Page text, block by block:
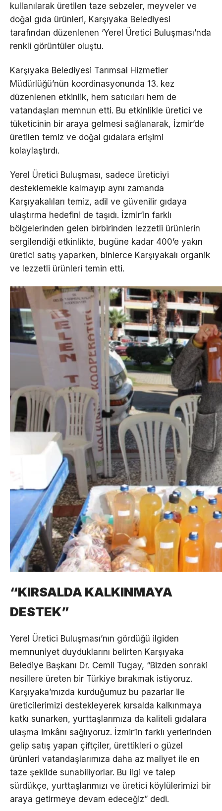
kullanılarak üretilen taze sebzeler, meyveler ve
doğal gıda ürünleri, Karşıyaka Belediyesi
tarafından düzenlenen ‘Yerel Üretici Buluşması’nda
renkli görüntüler oluştu.
Karşıyaka Belediyesi Tarımsal Hizmetler
Müdürlüğü’nün koordinasyonunda 13. kez
düzenlenen etkinlik, hem satıcıları hem de
vatandaşları memnun etti. Bu etkinlikle üretici ve
tüketicinin bir araya gelmesi sağlanarak, İzmir’de
üretilen temiz ve doğal gıdalara erişimi
kolaylaştırdı.
Yerel Üretici Buluşması, sadece üreticiyi
desteklemekle kalmayıp aynı zamanda
Karşıyakalıları temiz, adil ve güvenilir gıdaya
ulaştırma hedefini de taşıdı. İzmir’in farklı
bölgelerinden gelen birbirinden lezzetli ürünlerin
sergilendiği etkinlikte, bugüne kadar 400’e yakın
üretici satış yaparken, binlerce Karşıyakalı organik
ve lezzetli ürünleri temin etti.
“KIRSALDA KALKINMAYA
DESTEK”
Yerel Üretici Buluşması’nın gördüğü ilgiden
memnuniyet duyduklarını belirten Karşıyaka
Belediye Başkanı Dr. Cemil Tugay, “Bizden sonraki
nesillere üreten bir Türkiye bırakmak istiyoruz.
Karşıyaka’mızda kurduğumuz bu pazarlar ile
üreticilerimizi destekleyerek kırsalda kalkınmaya
katkı sunarken, yurttaşlarımıza da kaliteli gıdalara
ulaşma imkânı sağlıyoruz. İzmir’in farklı yerlerinden
gelip satış yapan çiftçiler, ürettikleri o güzel
ürünleri vatandaşlarımıza daha az maliyet ile en
taze şekilde sunabiliyorlar. Bu ilgi ve talep
sürdükçe, yurttaşlarımızı ve üretici köylülerimizi bir
araya getirmeye devam edeceğiz” dedi.